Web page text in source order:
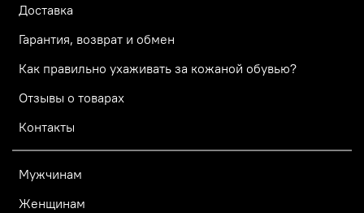
Доставка
Гарантия, возврат и обмен
Как правильно ухаживать за кожаной обувью?
Отзывы о товарах
Контакты
Мужчинам
Женщинам